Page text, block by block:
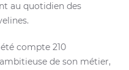
au quotidien des
compte 210
de son métier,